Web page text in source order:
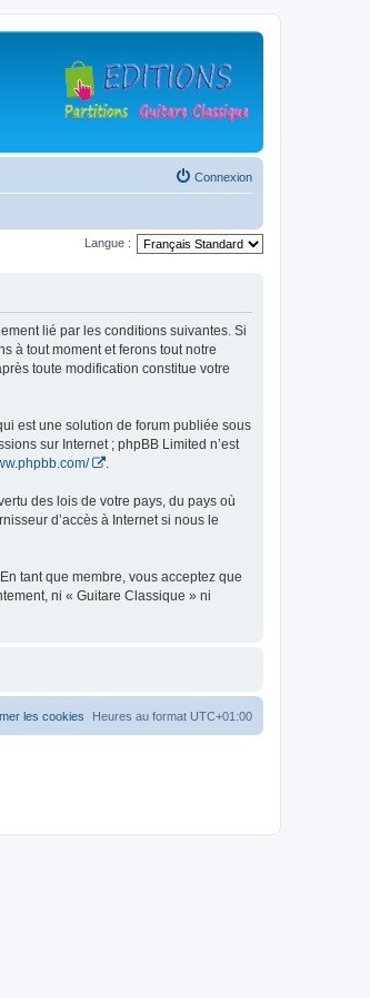
Connexion
Langue :
lié par les conditions suivantes. Si
à tout moment et ferons tout notre
toute modification constitue votre
est une solution de forum publiée sous
sur Internet ; phpBB Limited n’est
.
des lois de votre pays, du pays où
d’accès à Internet si nous le
tant que membre, vous acceptez que
ni « Guitare Classique » ni
Heures au format UTC+01:00
les cookies